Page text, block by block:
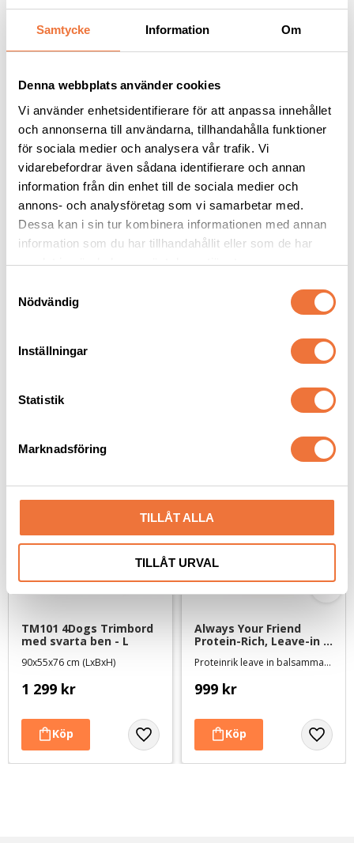
Samtycke Information Om
Denna webbplats använder cookies
Vi använder enhetsidentifierare för att anpassa innehållet
och annonserna till användarna, tillhandahålla funktioner
för sociala medier och analysera vår trafik. Vi
vidarebefordrar även sådana identifierare och annan
information från din enhet till de sociala medier och
annons- och analysföretag som vi samarbetar med.
Dessa kan i sin tur kombinera informationen med annan
information som du har tillhandahållit eller som de har
samlat in när du har använt deras tjänster.
Nödvändig
Inställningar
Statistik
Marknadsföring
TILLÅT ALLA
TILLÅT URVAL
Andra köpte även
spraybalsam leave-in -
spraybalsam RTU - 500
Mycket effektiv balsamspray, färdigblandad
TM101 4Dogs Trimbord
med svarta ben - L
90x55x76 cm (LxBxH)
1 299 kr
Always Your Friend
Protein-Rich, Leave-in
Proteinrik leave in balsammask
999 kr